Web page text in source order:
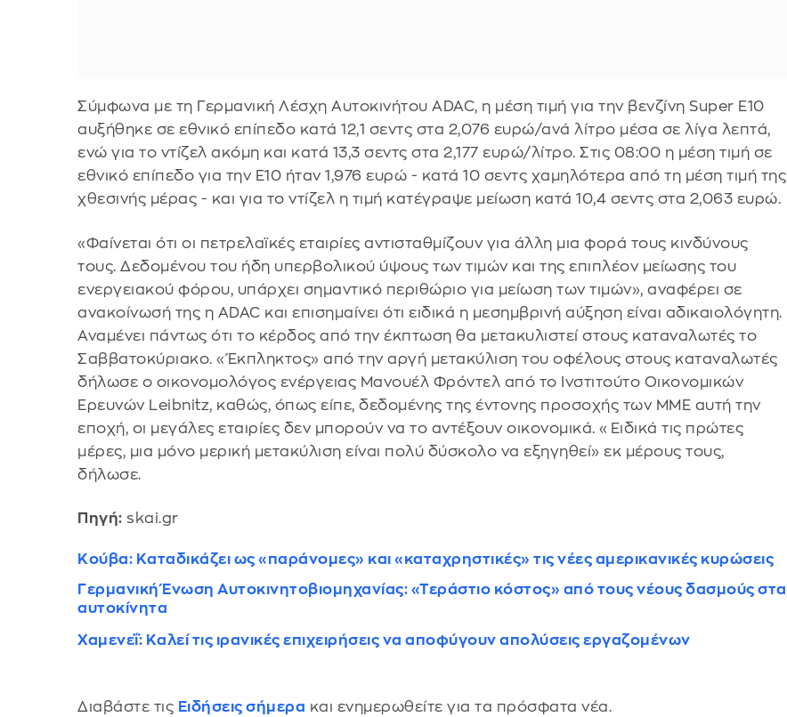
Σύμφωνα με τη Γερμανική Λέσχη Αυτοκινήτου ADAC, η μέση τιμή για την βενζίνη Super E10
αυξήθηκε σε εθνικό επίπεδο κατά 12,1 σεντς στα 2,076 ευρώ/ανά λίτρο μέσα σε λίγα λεπτά,
ενώ για το ντίζελ ακόμη και κατά 13,3 σεντς στα 2,177 ευρώ/λίτρο. Στις 08:00 η μέση τιμή σε
εθνικό επίπεδο για την Ε10 ήταν 1,976 ευρώ - κατά 10 σεντς χαμηλότερα από τη μέση τιμή της
χθεσινής μέρας - και για το ντίζελ η τιμή κατέγραψε μείωση κατά 10,4 σεντς στα 2,063 ευρώ.
«Φαίνεται ότι οι πετρελαϊκές εταιρίες αντισταθμίζουν για άλλη μια φορά τους κινδύνους
τους. Δεδομένου του ήδη υπερβολικού ύψους των τιμών και της επιπλέον μείωσης του
ενεργειακού φόρου, υπάρχει σημαντικό περιθώριο για μείωση των τιμών», αναφέρει σε
ανακοίνωσή της η ADAC και επισημαίνει ότι ειδικά η μεσημβρινή αύξηση είναι αδικαιολόγητη.
Αναμένει πάντως ότι το κέρδος από την έκπτωση θα μετακυλιστεί στους καταναλωτές το
Σαββατοκύριακο. «Έκπληκτος» από την αργή μετακύλιση του οφέλους στους καταναλωτές
δήλωσε ο οικονομολόγος ενέργειας Μανουέλ Φρόντελ από το Ινστιτούτο Οικονομικών
Ερευνών Leibnitz, καθώς, όπως είπε, δεδομένης της έντονης προσοχής των ΜΜΕ αυτή την
εποχή, οι μεγάλες εταιρίες δεν μπορούν να το αντέξουν οικονομικά. «Ειδικά τις πρώτες
μέρες, μια μόνο μερική μετακύλιση είναι πολύ δύσκολο να εξηγηθεί» εκ μέρους τους,
δήλωσε.
Πηγή: skai.gr
Κούβα: Καταδικάζει ως «παράνομες» και «καταχρηστικές» τις νέες αμερικανικές κυρώσεις
Γερμανική Ένωση Αυτοκινητοβιομηχανίας: «Τεράστιο κόστος» από τους νέους δασμούς στα
αυτοκίνητα
Χαμενεΐ: Καλεί τις ιρανικές επιχειρήσεις να αποφύγουν απολύσεις εργαζομένων
Διαβάστε τις Ειδήσεις σήμερα και ενημερωθείτε για τα πρόσφατα νέα.